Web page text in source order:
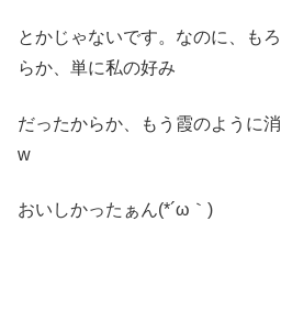
とかじゃないです。なのに、も
らか、単に私の好み
だったからか、もう霞のように
w
おいしかったぁん(*´ω｀)